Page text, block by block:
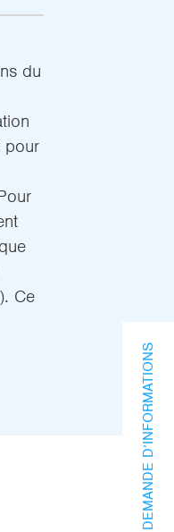
du
pour
Ce
DEMANDE D’INFORMATIONS